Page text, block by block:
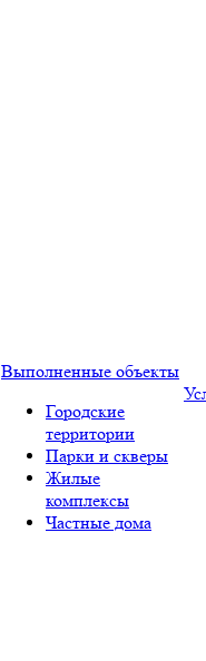
Выполненные объекты
Городские
территории
Парки и скверы
Жилые
комплексы
Частные дома